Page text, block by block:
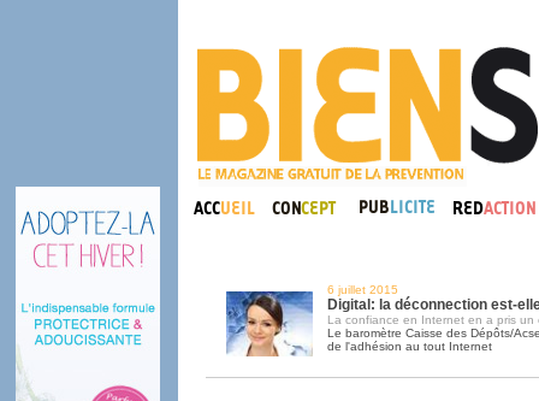
6 juillet 2015
Digital: la déconnection est-
La confiance en Internet en a pris un
Le baromètre Caisse des Dépôts/
de l'adhésion au tout Internet